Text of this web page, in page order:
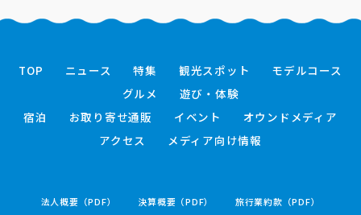
TOP ニュース 特集 観光スポット
モデルコース
グルメ
遊び・体験
宿泊
お取り寄せ通販 イベント
オウンドメディア
アクセス
メディア向け情報
法人概要（PDF） 決算概要（PDF）
旅行業約款（PDF）